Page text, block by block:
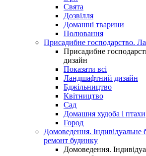
Свята
Дозвілля
Домашні тварини
Полювання
Присадибне господарство.
Присадибне
дизайн
Показати всі
Ландшафтний дизайн
Бджільництво
Квітництво
Сад
Домашня худоба і птахи
Город
Домоведення. Індивідуальне
ремонт будинку
Домоведення.